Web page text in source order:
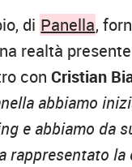
di Panella,
realtà
con Cristian
abbiamo
e abbiamo da
rappresentato